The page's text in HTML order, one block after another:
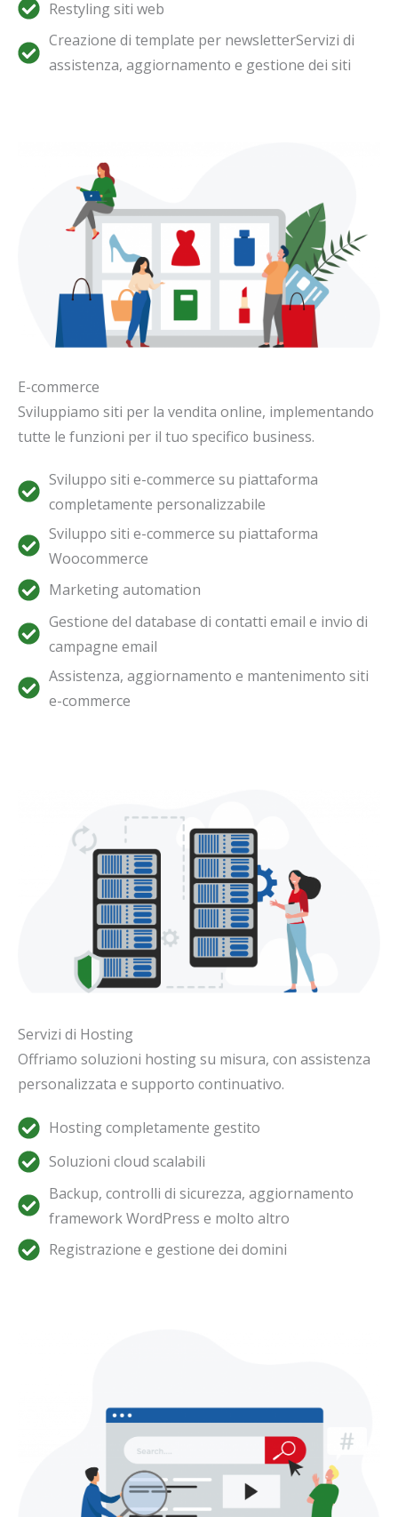
Restyling siti web
Creazione di template per newsletterServizi di
assistenza, aggiornamento e gestione dei siti
E-commerce
Sviluppiamo siti per la vendita online, implementando
tutte le funzioni per il tuo specifico business.
Sviluppo siti e-commerce su piattaforma
completamente personalizzabile
Sviluppo siti e-commerce su piattaforma
Woocommerce
Marketing automation
Gestione del database di contatti email e invio di
campagne email
Assistenza, aggiornamento e mantenimento siti
e-commerce
Servizi di Hosting
Offriamo soluzioni hosting su misura, con assistenza
personalizzata e supporto continuativo.
Hosting completamente gestito
Soluzioni cloud scalabili
Backup, controlli di sicurezza, aggiornamento
framework WordPress e molto altro
Registrazione e gestione dei domini